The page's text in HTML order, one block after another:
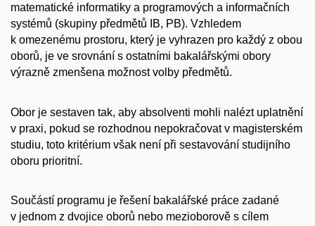
matematické informatiky a programových a informačních
systémů (skupiny předmětů IB, PB). Vzhledem
k omezenému prostoru, který je vyhrazen pro každý z obou
oborů, je ve srovnání s ostatními bakalářskými obory
výrazně zmenšena možnost volby předmětů.
Obor je sestaven tak, aby absolventi mohli nalézt uplatnění
v praxi, pokud se rozhodnou nepokračovat v magisterském
studiu, toto kritérium však není při sestavování studijního
oboru prioritní.
Součástí programu je řešení bakalářské práce zadané
v jednom z dvojice oborů nebo mezioborově s cílem